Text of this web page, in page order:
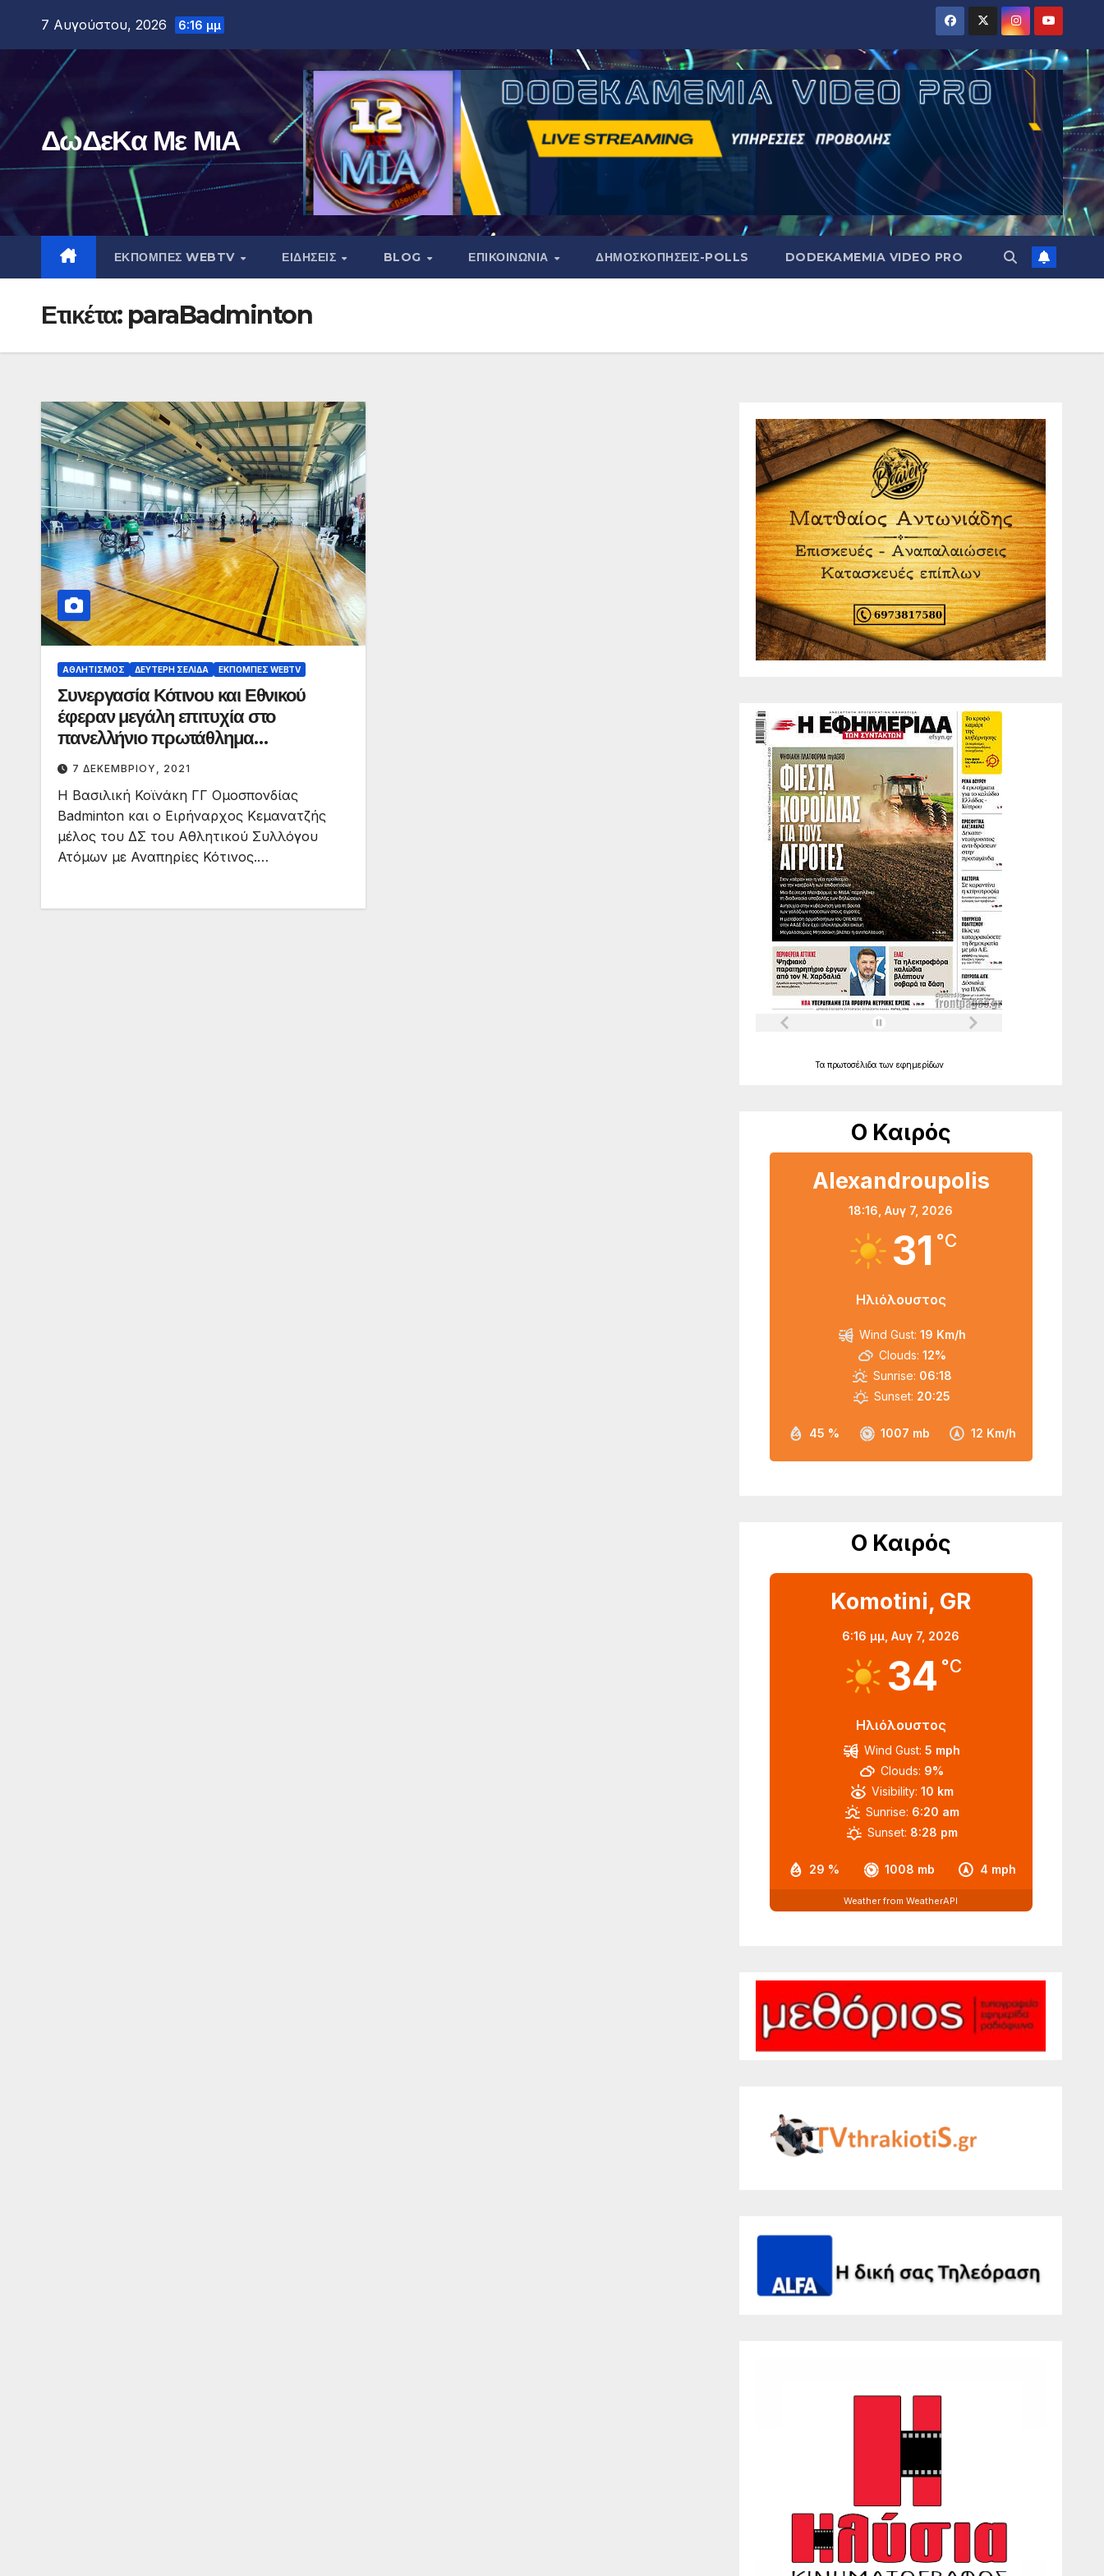
περιεχόμενο
7 Αυγούστου, 2026 6:16 μμ
ΔωΔεΚα Με ΜιΑ
ΕΚΠΟΜΠΕΣ WEBTV ΕΙΔΗΣΕΙΣ BLOG ΕΠΙΚΟΙΝΩΝΙΑ ΔΗΜΟΣΚΟΠΉΣΕΙΣ-POLLS DODEKAMEMIA VIDEO PRO
Ετικέτα: paraBadminton
ΑΘΛΗΤΙΣΜΌΣ ΔΕΎΤΕΡΗ ΣΕΛΊΔΑ ΕΚΠΟΜΠΈΣ WEBTV
Συνεργασία Κότινου και Εθνικού
έφεραν μεγάλη επιτυχία στο
πανελλήνιο πρωτάθλημα
paraBadminton
7 ΔΕΚΕΜΒΡΊΟΥ, 2021
Η Βασιλική Κοϊνάκη ΓΓ Ομοσπονδίας
Badminton και ο Ειρήναρχος Κεμανατζής
μέλος του ΔΣ του Αθλητικού Συλλόγου
Ατόμων με Αναπηρίες Κότινος.…
Τα πρωτοσέλιδα των εφημερίδων
Ο Καιρός
Alexandroupolis
18:16,Αυγ 7, 2026
31 °C
Ηλιόλουστος
45 % 1007 mb 12 Km/h
Wind Gust: 19 Km/h
Clouds: 12%
Sunrise: 06:18
Sunset: 20:25
Ο Καιρός
Komotini, GR
6:16 μμ,Αυγ 7, 2026
34 °C
Ηλιόλουστος
29 % 1008 mb 4 mph
Wind Gust: 5 mph
Clouds: 9%
Visibility: 10 km
Sunrise: 6:20 am
Sunset: 8:28 pm
Weather from WeatherAPI